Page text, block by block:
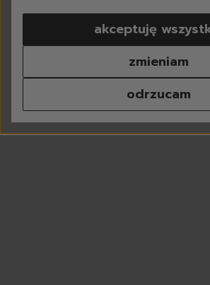
pranie
do
do
do
do
odrzucam
zmieniam
akceptuję